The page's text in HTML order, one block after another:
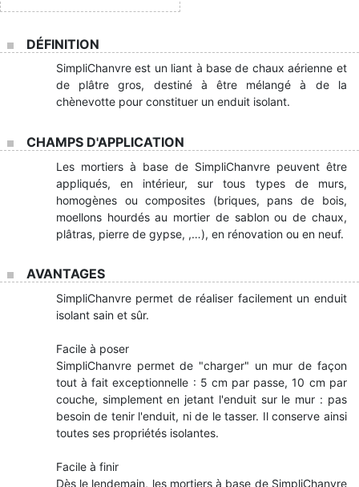
DÉFINITION
SimpliChanvre est un liant à base de chaux aérienne et
de plâtre gros, destiné à être mélangé à de la
chènevotte pour constituer un enduit isolant.
CHAMPS D'APPLICATION
Les mortiers à base de SimpliChanvre peuvent être
appliqués, en intérieur, sur tous types de murs,
homogènes ou composites (briques, pans de bois,
moellons hourdés au mortier de sablon ou de chaux,
plâtras, pierre de gypse, ,…), en rénovation ou en neuf.
AVANTAGES
SimpliChanvre permet de réaliser facilement un enduit
isolant sain et sûr.
Facile à poser
SimpliChanvre permet de "charger" un mur de façon
tout à fait exceptionnelle : 5 cm par passe, 10 cm par
couche, simplement en jetant l'enduit sur le mur : pas
besoin de tenir l'enduit, ni de le tasser. Il conserve ainsi
toutes ses propriétés isolantes.
Facile à finir
Dès le lendemain, les mortiers à base de SimpliChanvre